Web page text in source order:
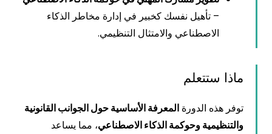
– تأهيل نفسك كخبير في إدارة مخاطر الذكاء
الاصطناعي والامتثال التنظيمي.
ماذا ستتعلم
توفر هذه الدورة المعرفة الأساسية حول الجوانب القانونية
والتنظيمية وحوكمة الذكاء الاصطناعي، مما يساعد